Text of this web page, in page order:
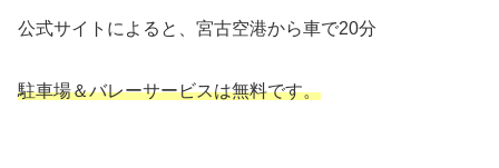
公式サイトによると、宮古空港から車で20分
駐車場＆バレーサービスは無料です。